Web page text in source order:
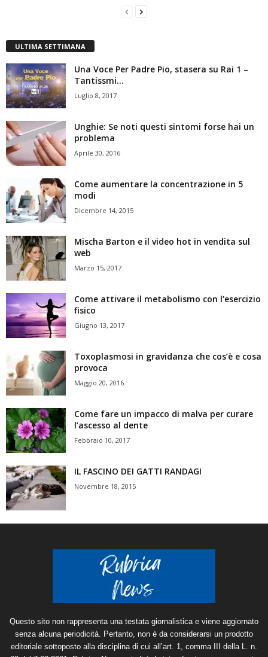
ULTIMA SETTIMANA
Una Voce Per Padre Pio, stasera su Rai 1 –
Tantissmi...
Luglio 8, 2017
Unghie: Se noti questi sintomi forse hai un
problema
Aprile 30, 2016
Come aumentare la concentrazione in 5
modi
Dicembre 14, 2015
Mischa Barton e il video hot in vendita sul
web
Marzo 15, 2017
Come attivare il metabolismo con l’esercizio
fisico
Giugno 13, 2017
Toxoplasmosi in gravidanza che cos’è e cosa
provoca
Maggio 20, 2016
Come fare un impacco di malva per curare
l’ascesso al dente
Febbraio 10, 2017
IL FASCINO DEI GATTI RANDAGI
Novembre 18, 2015
Questo sito non rappresenta una testata giornalistica e viene aggiornato
senza alcuna periodicità. Pertanto, non è da considerarsi un prodotto
editoriale sottoposto alla disciplina di cui all’art. 1, comma III della L. n.